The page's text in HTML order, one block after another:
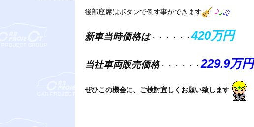
後部座席はボタンで倒す事ができます
新車当時価格は・・・・・・420万円
当社車両販売価格・・・・・・ 229.9万円
ぜひこの機会に、ご検討宜しくお願い致します